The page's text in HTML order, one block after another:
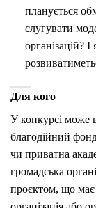
планується
слугувати
організацій?
Для кого
У конкурсі може
благодійний
чи приватна
громадська
проєктом, що має